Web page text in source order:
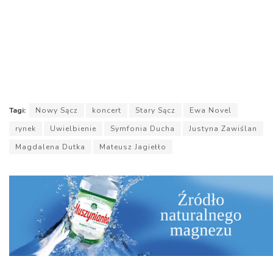
Tagi: Nowy Sącz koncert Stary Sącz
Ewa Novel
rynek
Uwielbienie Symfonia Ducha
Justyna Zawiślan
Magdalena Dutka
Mateusz Jagiełło